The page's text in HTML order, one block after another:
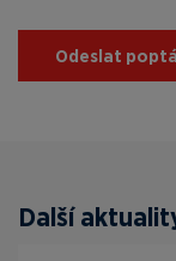
Odeslat
Další